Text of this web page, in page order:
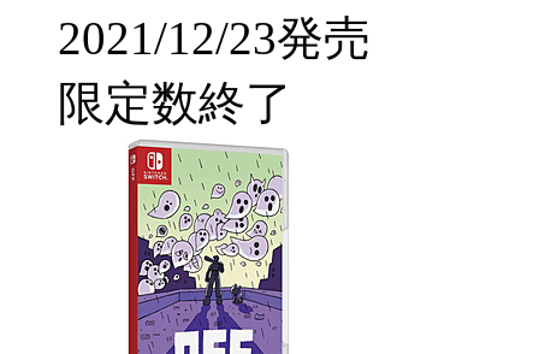
2021/12/23発売
限定数終了